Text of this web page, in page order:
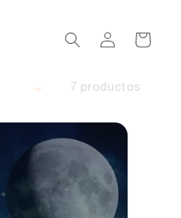
sesión
Carrito
7 productos